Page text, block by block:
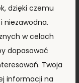
dzięki czemu
niezawodna.
w celach
dopasować
Twoja
informacji na